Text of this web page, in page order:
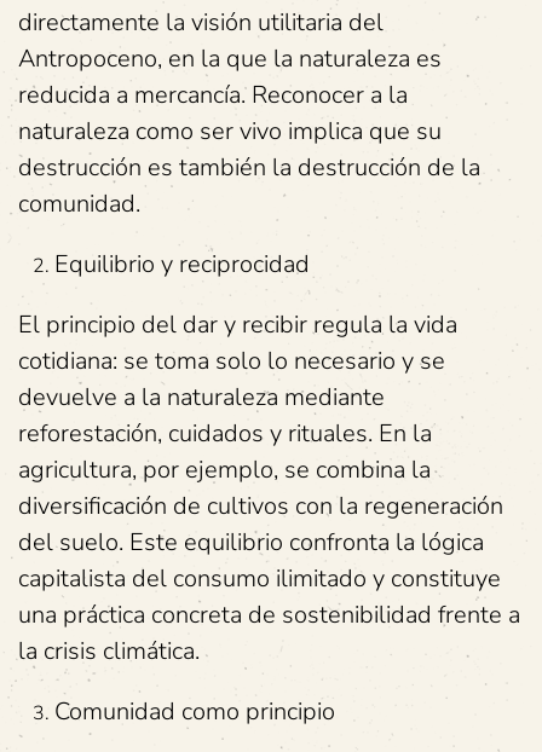
directamente la visión utilitaria del
Antropoceno, en la que la naturaleza es
reducida a mercancía. Reconocer a la
naturaleza como ser vivo implica que su
destrucción es también la destrucción de la
comunidad.
Equilibrio y reciprocidad
El principio del dar y recibir regula la vida
cotidiana: se toma solo lo necesario y se
devuelve a la naturaleza mediante
reforestación, cuidados y rituales. En la
agricultura, por ejemplo, se combina la
diversificación de cultivos con la regeneración
del suelo. Este equilibrio confronta la lógica
capitalista del consumo ilimitado y constituye
una práctica concreta de sostenibilidad frente a
la crisis climática.
Comunidad como principio